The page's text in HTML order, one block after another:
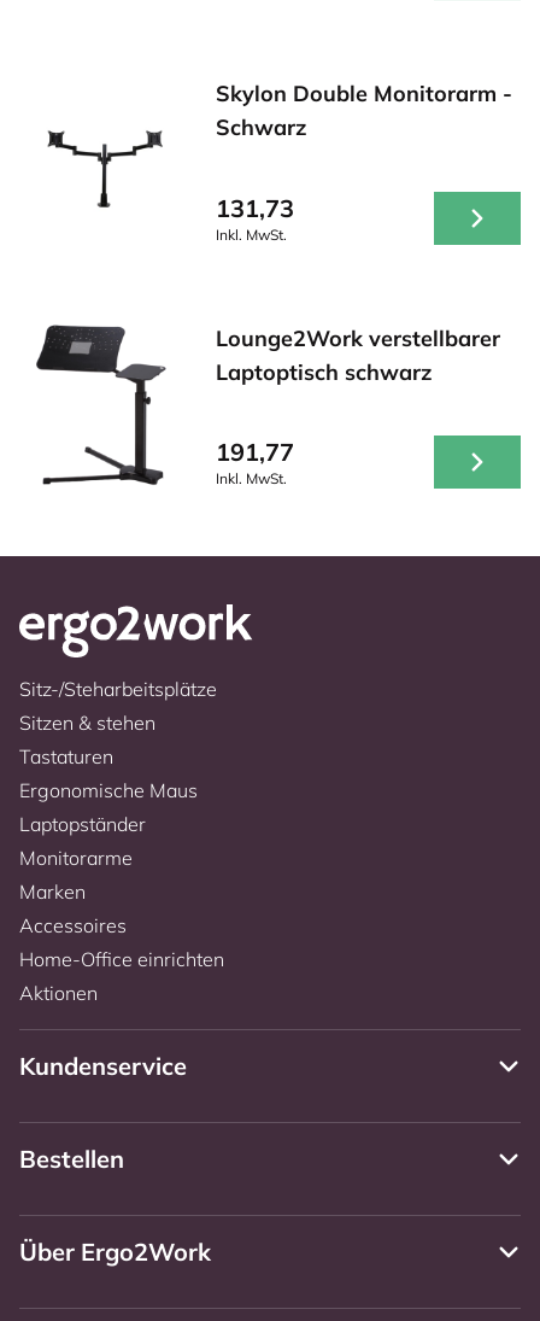
Skylon Double Monitorarm -
Schwarz
131,73
Inkl. MwSt.
Lounge2Work verstellbarer
Laptoptisch schwarz
191,77
Inkl. MwSt.
Sitz-/Steharbeitsplätze
Sitzen & stehen
Tastaturen
Ergonomische Maus
Laptopständer
Monitorarme
Marken
Accessoires
Home-Office einrichten
Aktionen
Kundenservice
Bestellen
Über Ergo2Work